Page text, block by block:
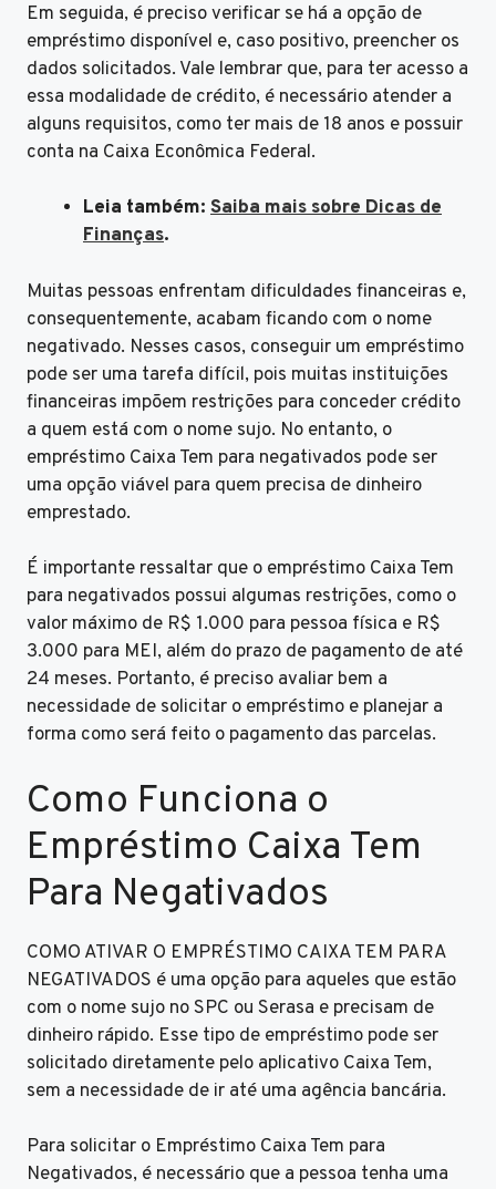
Em seguida, é preciso verificar se há a opção de
empréstimo disponível e, caso positivo, preencher os
dados solicitados. Vale lembrar que, para ter acesso a
essa modalidade de crédito, é necessário atender a
alguns requisitos, como ter mais de 18 anos e possuir
conta na Caixa Econômica Federal.
Leia também: Saiba mais sobre Dicas de
Finanças.
Muitas pessoas enfrentam dificuldades financeiras e,
consequentemente, acabam ficando com o nome
negativado. Nesses casos, conseguir um empréstimo
pode ser uma tarefa difícil, pois muitas instituições
financeiras impõem restrições para conceder crédito
a quem está com o nome sujo. No entanto, o
empréstimo Caixa Tem para negativados pode ser
uma opção viável para quem precisa de dinheiro
emprestado.
É importante ressaltar que o empréstimo Caixa Tem
para negativados possui algumas restrições, como o
valor máximo de R$ 1.000 para pessoa física e R$
3.000 para MEI, além do prazo de pagamento de até
24 meses. Portanto, é preciso avaliar bem a
necessidade de solicitar o empréstimo e planejar a
forma como será feito o pagamento das parcelas.
Como Funciona o
Empréstimo Caixa Tem
Para Negativados
COMO ATIVAR O EMPRÉSTIMO CAIXA TEM PARA
NEGATIVADOS é uma opção para aqueles que estão
com o nome sujo no SPC ou Serasa e precisam de
dinheiro rápido. Esse tipo de empréstimo pode ser
solicitado diretamente pelo aplicativo Caixa Tem,
sem a necessidade de ir até uma agência bancária.
Para solicitar o Empréstimo Caixa Tem para
Negativados, é necessário que a pessoa tenha uma